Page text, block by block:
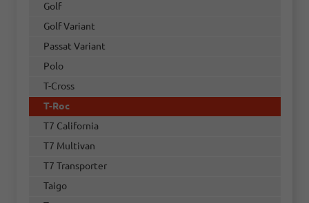
Golf
Golf Variant
Passat Variant
Polo
T-Cross
T-Roc
T7 California
T7 Multivan
T7 Transporter
Taigo